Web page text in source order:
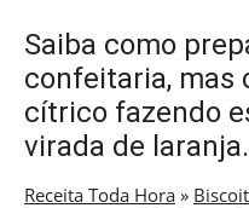
Saiba como
confeitaria, mas
cítrico fazendo
virada de
Receita Toda Hora »